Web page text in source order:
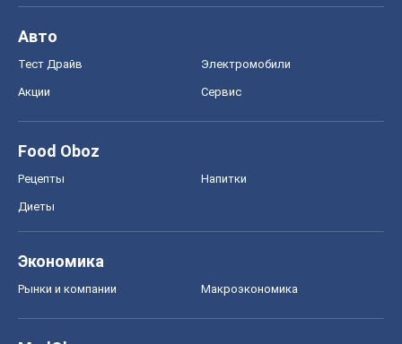
Авто
Тест Драйв Электромобили
Акции Сервис
Food Oboz
Рецепты Напитки
Диеты
Экономика
Рынки и компании Mакроэкономика